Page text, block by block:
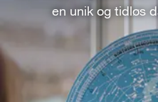
en unik og tidløs